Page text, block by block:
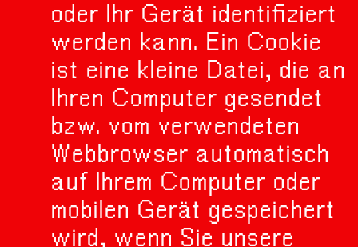
oder Ihr Gerät identifiziert
werden kann. Ein Cookie
ist eine kleine Datei, die an
Ihren Computer gesendet
bzw. vom verwendeten
Webbrowser automatisch
auf Ihrem Computer oder
mobilen Gerät gespeichert
wird, wenn Sie unsere